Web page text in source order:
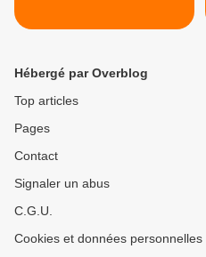
Hébergé par Overblog
Top articles
Pages
Contact
Signaler un abus
C.G.U.
Cookies et données personnelles